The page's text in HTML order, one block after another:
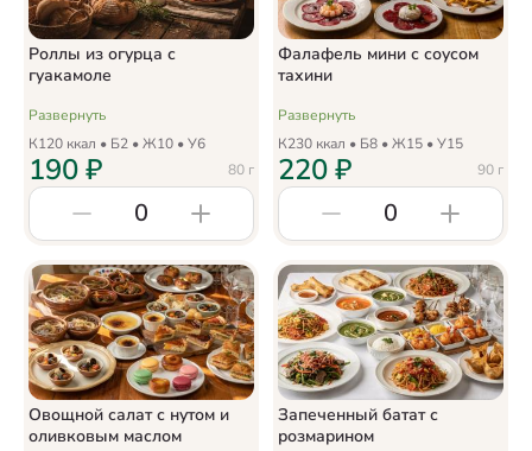
Роллы из огурца с
гуакамоле
Развернуть
К120 ккал • Б2 • Ж10 • У6
80 г
190₽
0
Фалафель мини с соусом
тахини
Развернуть
К230 ккал • Б8 • Ж15 • У15
90 г
220₽
0
Овощной салат с нутом и
оливковым маслом
Запеченный батат с
розмарином